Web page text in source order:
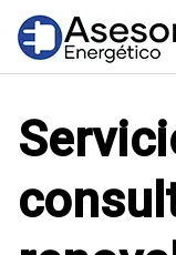
Saltar
contenido